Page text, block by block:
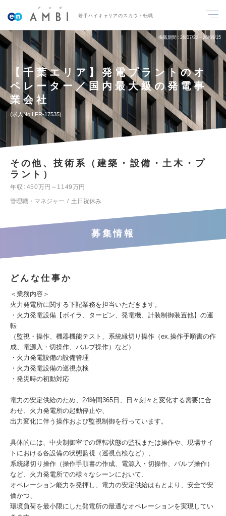
若手ハイキャリアのスカウト転職
掲載期間 26/07/22～26/09/15
【千葉エリア】発電プラントのオ
ペレーター／国内最大級の発電事
業会社
求人No.LFR-17535
その他、技術系（建築・設備・土木・プ
ラント）
年収
450万円～1149万円
管理職・マネジャー
土日祝休み
募集情報
どんな仕事か
＜業務内容＞
火力発電所に関する下記業務を担当いただきます。
・火力発電設備【ボイラ、タービン、発電機、計装制御装置他】の運
転
（監視・操作、機器機能テスト、系統縁切り操作（ex.操作手順書の作
成、電源入・切操作、バルブ操作）など）
・火力発電設備の設備管理
・火力発電設備の巡視点検
・発災時の初動対応
電力の安定供給のため、24時間365日、日々刻々と変化する需要に合
わせ、火力発電所の起動停止や、
出力変化に伴う操作および監視制御を行っています。
具体的には、中央制御室での運転状態の監視または操作や、現場サイ
トにおける各設備の状態監視（巡視点検など）、
系統縁切り操作（操作手順書の作成、電源入・切操作、バルブ操作）
など、火力発電所での様々なシーンにおいて、
オペレーション能力を発揮し、電力の安定供給はもとより、安全で安
価かつ、
環境負荷を最小限にした発電所の最適なオペレーションを実現してい